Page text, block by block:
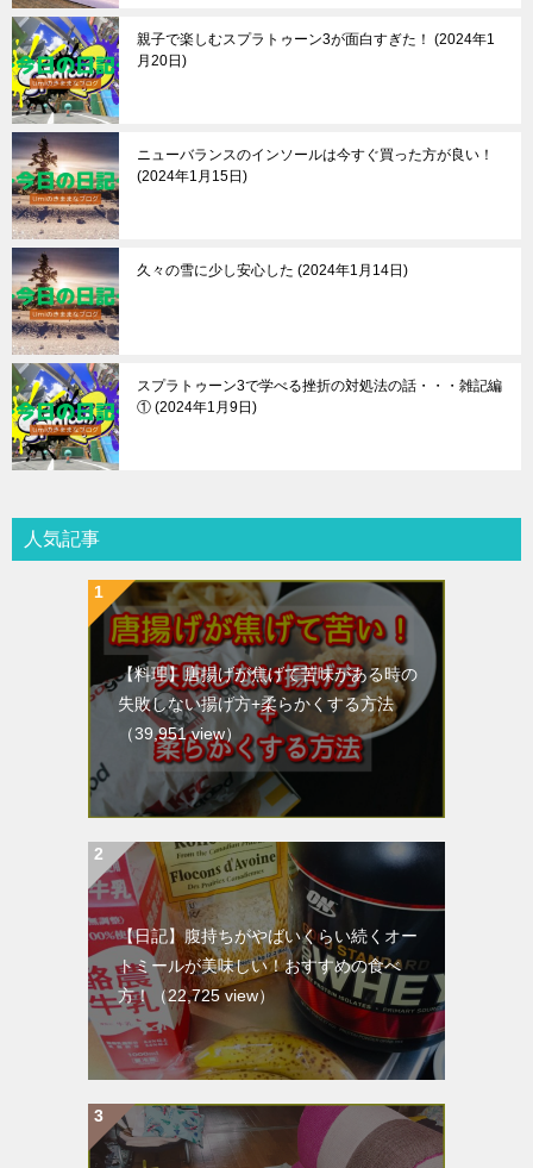
親子で楽しむスプラトゥーン3が面白すぎた！
2024年1
月20日
ニューバランスのインソールは今すぐ買った方が良い！
2024年1月15日
久々の雪に少し安心した 2024年1月14日
スプラトゥーン3で学べる挫折の対処法の話・・・雑記編
① 2024年1月9日
人気記事
【料理】唐揚げが焦げて苦味がある時の
失敗しない揚げ方+柔らかくする方法
（39,951 view）
【日記】腹持ちがやばいくらい続くオー
トミールが美味しい！おすすめの食べ
方！
（22,725 view）